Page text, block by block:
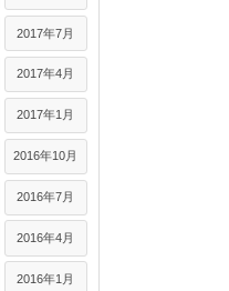
2017年7月
2017年4月
2017年1月
2016年10月
2016年7月
2016年4月
2016年1月